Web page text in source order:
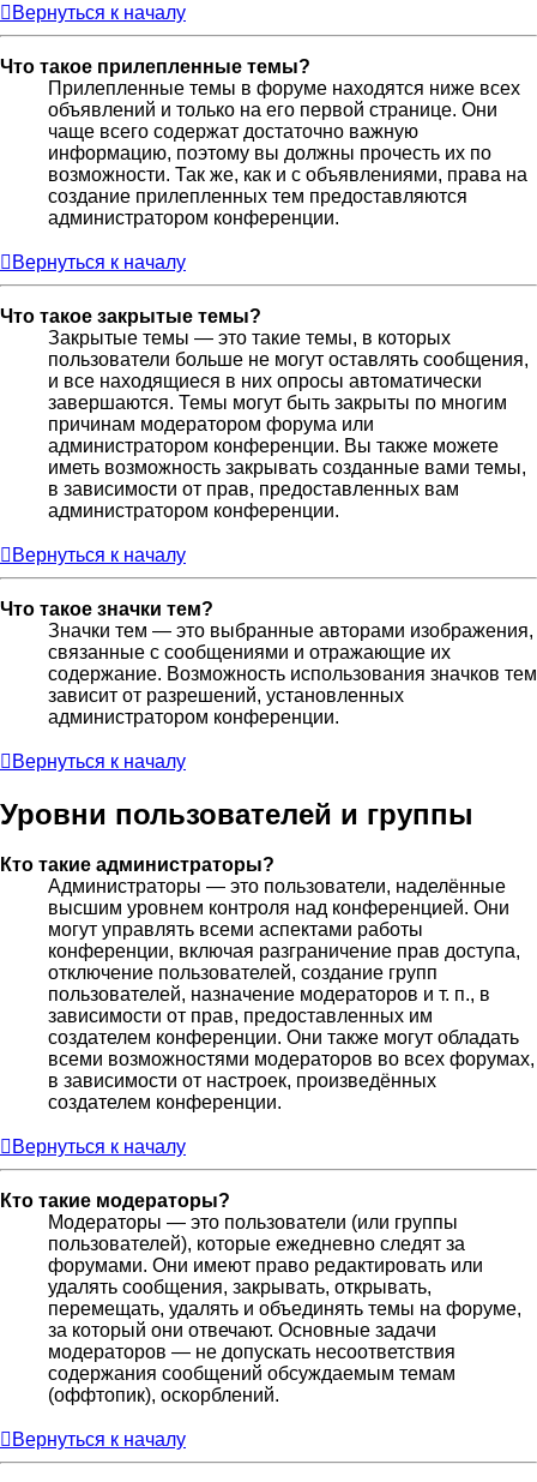
Вернуться к началу
Что такое прилепленные темы?
Прилепленные темы в форуме находятся ниже всех
объявлений и только на его первой странице. Они
чаще всего содержат достаточно важную
информацию, поэтому вы должны прочесть их по
возможности. Так же, как и с объявлениями, права на
создание прилепленных тем предоставляются
администратором конференции.
Вернуться к началу
Что такое закрытые темы?
Закрытые темы — это такие темы, в которых
пользователи больше не могут оставлять сообщения,
и все находящиеся в них опросы автоматически
завершаются. Темы могут быть закрыты по многим
причинам модератором форума или
администратором конференции. Вы также можете
иметь возможность закрывать созданные вами темы,
в зависимости от прав, предоставленных вам
администратором конференции.
Вернуться к началу
Что такое значки тем?
Значки тем — это выбранные авторами изображения,
связанные с сообщениями и отражающие их
содержание. Возможность использования значков тем
зависит от разрешений, установленных
администратором конференции.
Вернуться к началу
Уровни пользователей и группы
Кто такие администраторы?
Администраторы — это пользователи, наделённые
высшим уровнем контроля над конференцией. Они
могут управлять всеми аспектами работы
конференции, включая разграничение прав доступа,
отключение пользователей, создание групп
пользователей, назначение модераторов и т. п., в
зависимости от прав, предоставленных им
создателем конференции. Они также могут обладать
всеми возможностями модераторов во всех форумах,
в зависимости от настроек, произведённых
создателем конференции.
Вернуться к началу
Кто такие модераторы?
Модераторы — это пользователи (или группы
пользователей), которые ежедневно следят за
форумами. Они имеют право редактировать или
удалять сообщения, закрывать, открывать,
перемещать, удалять и объединять темы на форуме,
за который они отвечают. Основные задачи
модераторов — не допускать несоответствия
содержания сообщений обсуждаемым темам
(оффтопик), оскорблений.
Вернуться к началу